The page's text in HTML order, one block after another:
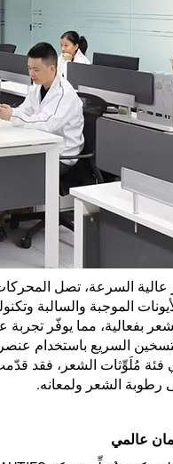
الموجبة والسالبة
بفعالية، مما يوفّر
فئة مُلَوِّثات الشعر، فقد
رطوبة الشعر ولمعانه.
عالمي